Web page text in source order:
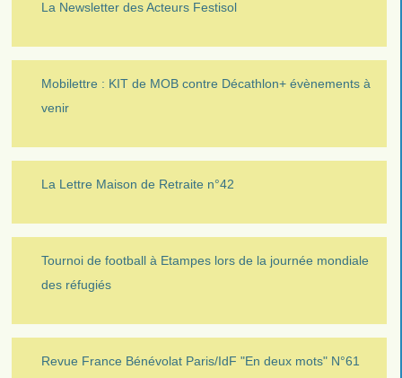
La Newsletter des Acteurs Festisol
Mobilettre : KIT de MOB contre Décathlon+ évènements à
venir
La Lettre Maison de Retraite n°42
Tournoi de football à Etampes lors de la journée mondiale
des réfugiés
Revue France Bénévolat Paris/IdF "En deux mots" N°61